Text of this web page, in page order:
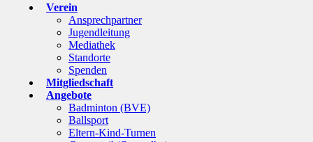
Verein
Ansprechpartner
Jugendleitung
Mediathek
Standorte
Spenden
Mitgliedschaft
Angebote
Badminton (BVE)
Ballsport
Eltern-Kind-Turnen